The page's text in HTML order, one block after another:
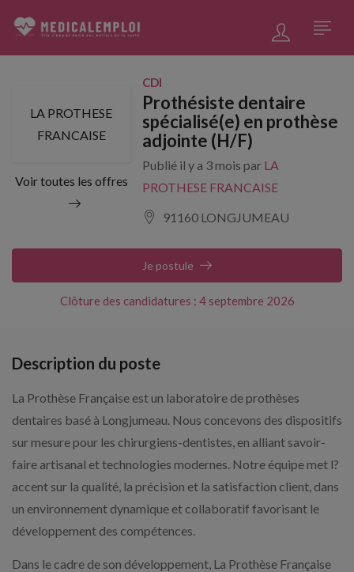
LA PROTHESE
FRANCAISE
Voir toutes les offres
CDI
Prothésiste dentaire
spécialisé(e) en prothèse
adjointe (H/F)
Publié il y a 3 mois par LA
PROTHESE FRANCAISE
91160 LONGJUMEAU
Clôture des candidatures : 4 septembre 2026
Je postule
Description du poste
La Prothèse Française est un laboratoire de prothèses
dentaires basé à Longjumeau. Nous concevons des dispositifs
sur mesure pour les chirurgiens-dentistes, en alliant savoir-
faire artisanal et technologies modernes. Notre équipe met l?
accent sur la qualité, la précision et la satisfaction client, dans
un environnement dynamique et collaboratif favorisant le
développement des compétences.
Dans le cadre de son développement, La Prothèse Française